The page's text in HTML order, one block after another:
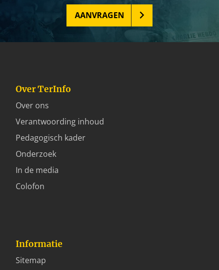
AANVRAGEN
Over TerInfo
Over ons
Verantwoording inhoud
Pedagogisch kader
Onderzoek
In de media
Colofon
Informatie
Sitemap